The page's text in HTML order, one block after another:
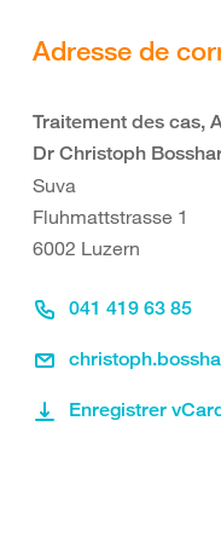
Adresse de
Traitement des cas,
Dr Christoph
Suva
Fluhmattstrasse 1
6002 Luzern
041 419 63 85
Enregistrer